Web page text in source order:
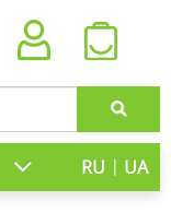
RU | UA